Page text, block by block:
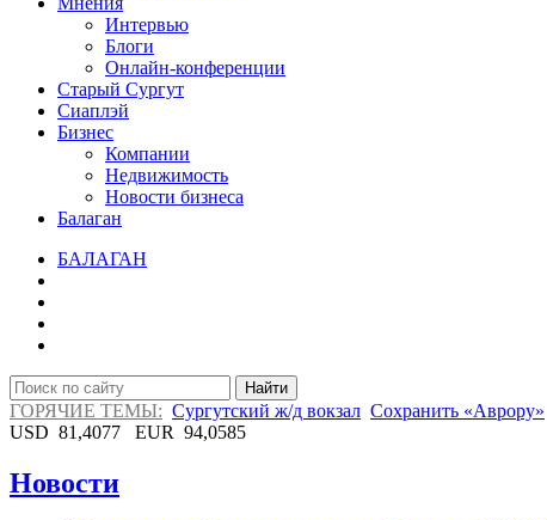
Интервью
Блоги
Онлайн-конференции
Старый Сургут
Сиаплэй
Бизнес
Компании
Недвижимость
Новости бизнеса
Балаган
БАЛАГАН
Найти
ГОРЯЧИЕ ТЕМЫ: Сургутский ж/д вокзал Сохранить «Аврору»
USD 81,4077 EUR 94,0585
Новости